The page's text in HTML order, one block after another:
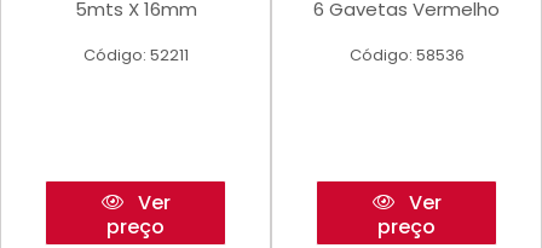
5mts X 16mm
Código: 52211
Ver
preço
6 Gavetas Vermelho
Código: 58536
Ver
preço